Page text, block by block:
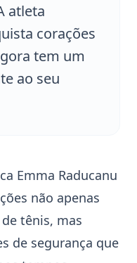
atleta
corações
tem um
ao seu
Emma Raducanu
não apenas
tênis, mas
de segurança que